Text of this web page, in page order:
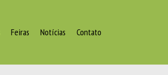
Feiras Notícias Contato